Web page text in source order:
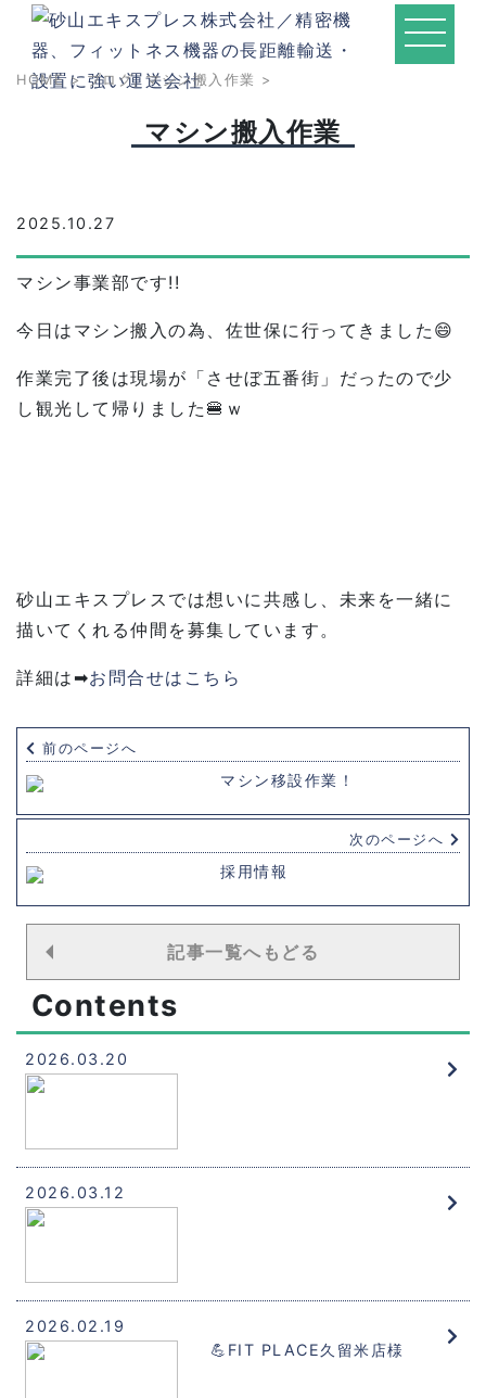
HOME> ブログ, マシン搬入作業 >
マシン搬入作業
2025.10.27
マシン事業部です!!
今日はマシン搬入の為、佐世保に行ってきました😄
作業完了後は現場が「させぼ五番街」だったので少
し観光して帰りました🍔ｗ
砂山エキスプレスでは想いに共感し、未来を一緒に
描いてくれる仲間を募集しています。
詳細は➡お問合せはこちら
前のページへ
マシン移設作業！
次のページへ
採用情報
記事一覧へもどる
Contents
2026.03.20
2026.03.12
2026.02.19
💪FIT PLACE久留米店様